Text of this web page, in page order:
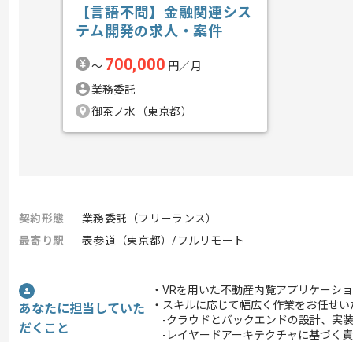
【言語不問】金融関連シス
テム開発の求人・案件
〜 700,000 円／月
業務委託
御茶ノ水（東京都）
契約形態
業務委託（フリーランス）
最寄り駅
表参道（東京都）/フルリモート
あなたに担当していた
だくこと
・VRを用いた不動産内覧アプリケーシ
・スキルに応じて幅広く作業をお任せ
-クラウドとバックエンドの設計、実
-レイヤードアーキテクチャに基づく